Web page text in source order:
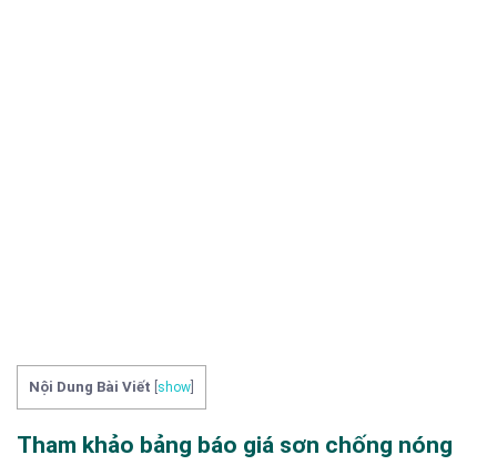
Nội Dung Bài Viết show
Tham khảo bảng báo giá sơn chống nóng